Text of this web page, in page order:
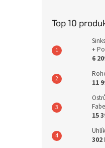
Top 10
+
6
11
15
302